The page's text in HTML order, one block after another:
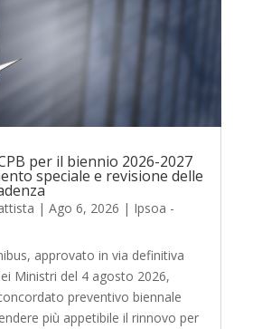
per il biennio 2026-2027
speciale e revisione delle
| Ago 6, 2026 | Ipsoa -
approvato in via definitiva
Ministri del 4 agosto 2026,
preventivo biennale
più appetibile il rinnovo per